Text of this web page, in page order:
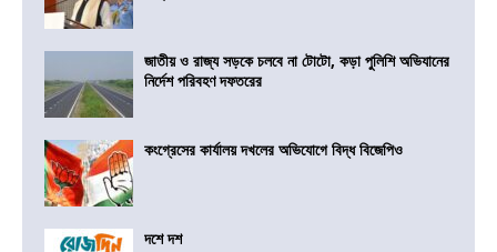
জাতীয় ও রাজ্য সড়কে চলবে না টোটো, কড়া পুলিশি অভিযানের
নির্দেশ পরিবহণ দফতরের
কংগ্রেসের কার্যালয় দখলের অভিযোগে বিদ্ধ বিজেপিও
দশে দশ